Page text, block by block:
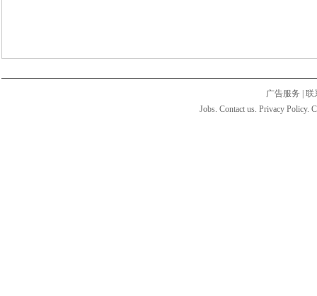
广告服务
联
Jobs. Contact us. Privacy Policy.